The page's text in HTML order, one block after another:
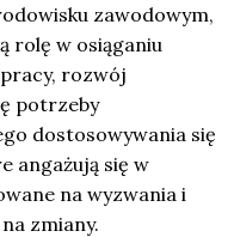
zawodowym,
rolę w osiąganiu
rozwój
potrzeby
dostosowywania się
angażują się w
na wyzwania i
zmiany.